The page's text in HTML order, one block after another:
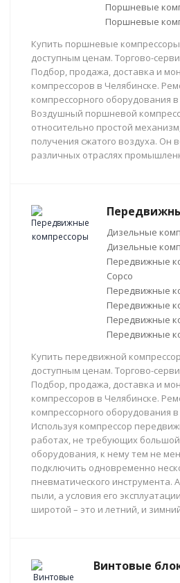
Поршневые
Поршневые
Купить поршневые
доступным ценам. Торгово-
Подбор, продажа, доставка и
компрессоров в Челябинске.
компрессорного оборудования
Воздушный поршневой
относительно простой
получения сжатого воздуха. Он
различных отраслях
Дизельные
Дизельные
Передвижные
Copco
Передвижные
Передвижные
Передвижные
Передвижные
Купить передвижной
доступным ценам. Торгово-
Подбор, продажа, доставка и
компрессоров в Челябинске.
компрессорного оборудования
Используя компрессор
работах, не требующих
оборудования, к нему тем не
подключить одновременно
пневматического инструмента.
пыли, а условия его
широтой – это и летний, и
Винтовые